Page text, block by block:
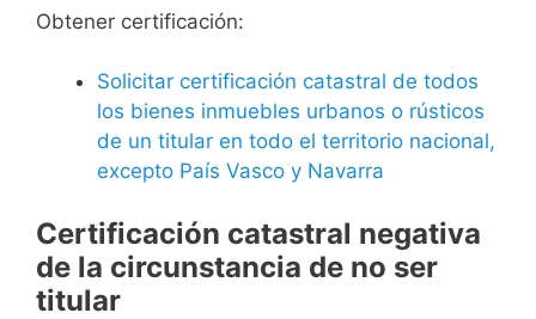
Obtener certificación:
Solicitar certificación catastral de todos
los bienes inmuebles urbanos o rústicos
de un titular en todo el territorio nacional,
excepto País Vasco y Navarra
Certificación catastral negativa
de la circunstancia de no ser
titular